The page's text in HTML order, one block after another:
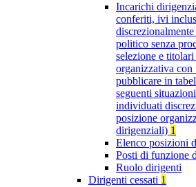
Incarichi
conferiti, ivi
politico senza
selezione e
organizzativa
pubblicare in
seguenti
individuati
posizione
dirigenziali) 1
Elenco posizioni
Posti di funzione
Ruolo dirigenti
Dirigenti cessati 1